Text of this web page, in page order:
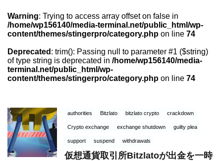
Warning: Trying to access array offset on false in
/home/wp156140/media-terminal.net/public_html/wp-
content/themes/stingerpro/category.php on line 74
Deprecated : trim(): Passing null to parameter #1 ($string)
of type string is deprecated in /home/wp156140/media-
terminal.net/public_html/wp-
content/themes/stingerpro/category.php on line 74
authorities Bitzlato bitzlato crypto crackdown
Crypto exchange exchange shutdown guilty plea
support suspend withdrawals
仮想通貨取引所Bitzlatoが出金を一時